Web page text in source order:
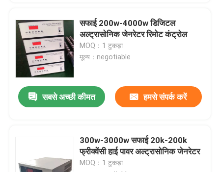
उत्पादों
हमारे बारे में
कारखाना भ्रमण
सफाई 200w-4000w डिजिटल
अल्ट्रासोनिक जेनरेटर रिमोट कंट्रोल
MOQ：1 टुकड़ा
मूल्य：negotiable
सबसे अच्छी कीमत हमसे संपर्क करें
300w-3000w सफाई 20k-200k
फ्रीक्वेंसी हाई पावर अल्ट्रासोनिक जेनरेटर
MOQ：1 टुकड़ा